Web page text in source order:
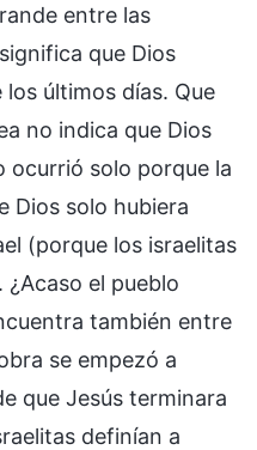
entre las
que Dios
últimos días. Que
no indica que Dios
ocurrió solo porque la
Dios solo hubiera
(porque los israelitas
el pueblo
también entre
se empezó a
que Jesús terminara
definían a